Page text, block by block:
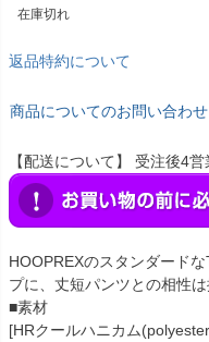
在庫切れ
返品特約について
商品についてのお問い合わせ
【配送について】 受注後4
HOOPREXのスタンダード
プに、丈短パンツとの相性は
■素材
[HRクールハニカム